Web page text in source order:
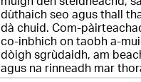
dùthaich seo agus thall
dà chuid. Com-
co-inbhich on taobh a-
dòigh sgrùdaidh, am
agus na rinneadh mar